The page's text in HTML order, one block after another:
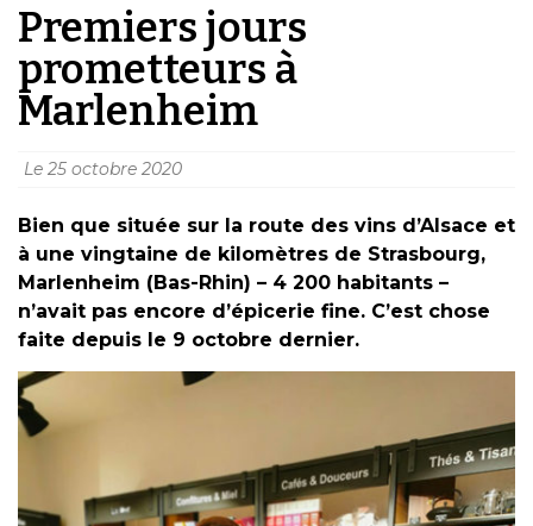
Premiers jours
prometteurs à
Marlenheim
Le 25 octobre 2020
Bien que située sur la route des vins d’Alsace et
à une vingtaine de kilomètres de Strasbourg,
Marlenheim (Bas-Rhin) – 4 200 habitants –
n’avait pas encore d’épicerie fine. C’est chose
faite depuis le 9 octobre dernier.